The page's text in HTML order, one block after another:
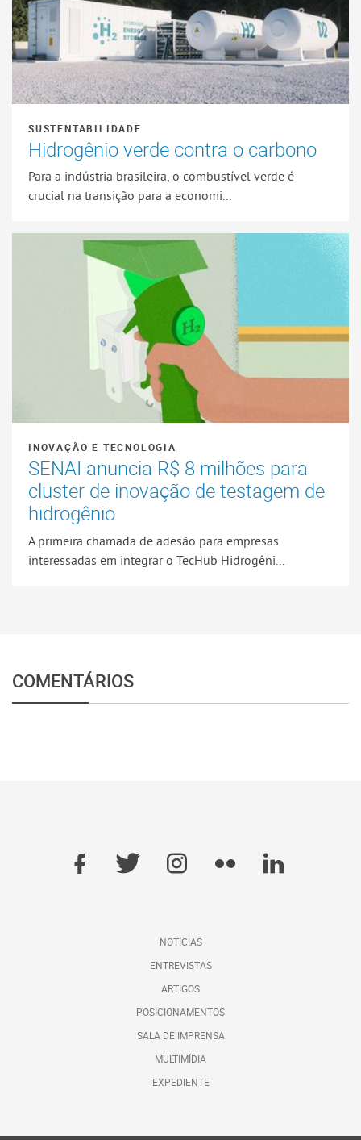
SUSTENTABILIDADE
Hidrogênio verde contra o carbono
Para a indústria brasileira, o combustível verde é
crucial na transição para a economi...
INOVAÇÃO E TECNOLOGIA
SENAI anuncia R$ 8 milhões para
cluster de inovação de testagem de
hidrogênio
A primeira chamada de adesão para empresas
interessadas em integrar o TecHub Hidrogêni...
COMENTÁRIOS
NOTÍCIAS
ENTREVISTAS
ARTIGOS
POSICIONAMENTOS
SALA DE IMPRENSA
MULTIMÍDIA
EXPEDIENTE